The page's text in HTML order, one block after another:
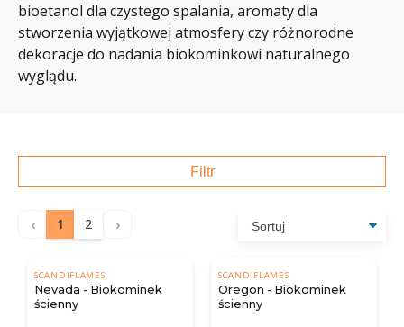
bioetanol dla czystego spalania, aromatydla
stworzenia wyjątkowej atmosfery czy różnorodne
dekoracje do nadania biokominkowi naturalnego
wyglądu.
Filtr
‹ 1 2 ›
SCANDIFLAMES
Nevada - Biokominek
ścienny
SCANDIFLAMES
Oregon - Biokominek
ścienny